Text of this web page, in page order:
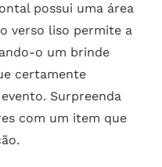
possui uma área
verso liso permite a
o um brinde
certamente
Surpreenda
com um item que